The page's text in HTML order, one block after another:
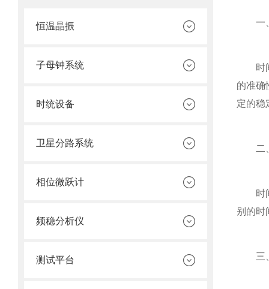
恒温晶振
子母钟系统
时统设备
卫星分路系统
相位微跃计
频稳分析仪
测试平台
一、
时间
的准确
定的稳
二、
时间
别的时
三、